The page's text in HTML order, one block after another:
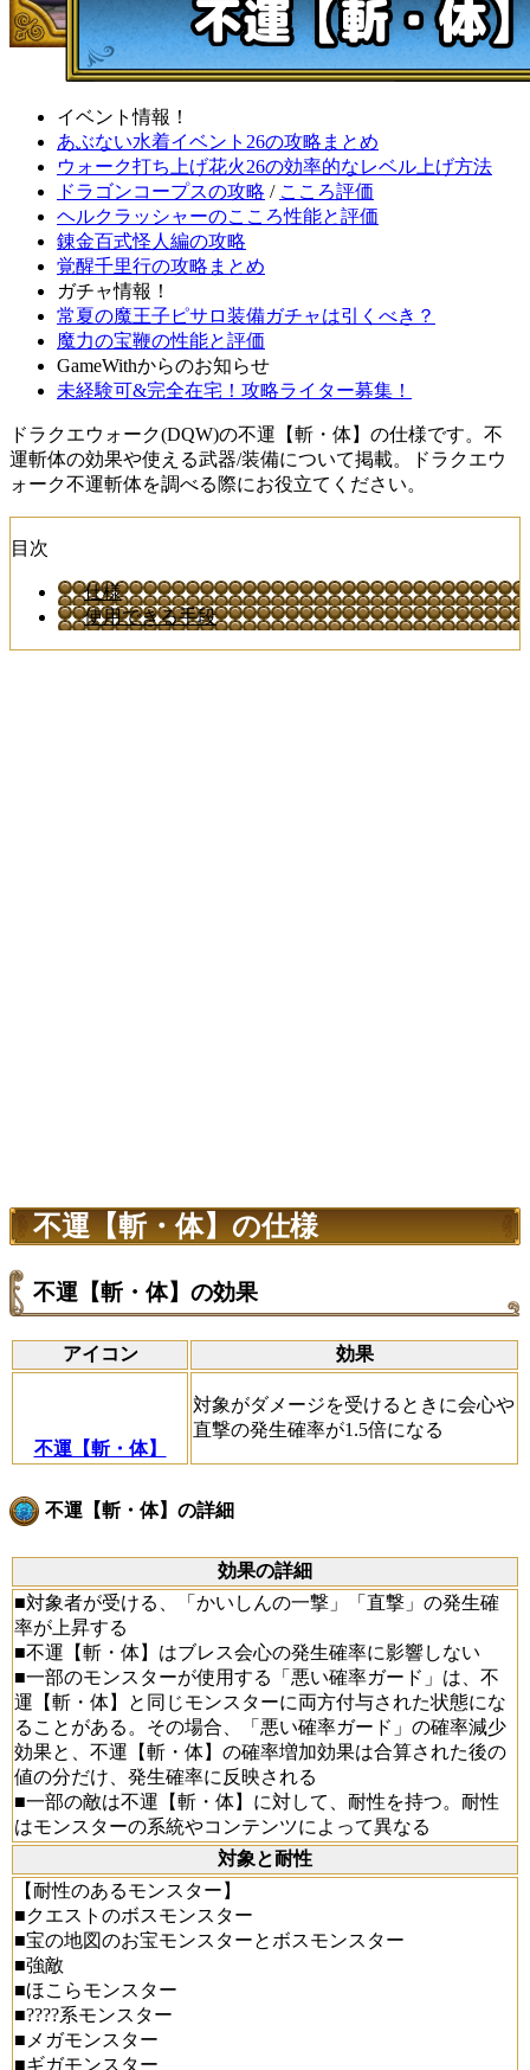
イベント情報！
あぶない水着イベント26の攻略まとめ
ウォーク打ち上げ花火26の効率的なレベル上げ方法
ドラゴンコープスの攻略 / こころ評価
ヘルクラッシャーのこころ性能と評価
錬金百式怪人編の攻略
覚醒千里行の攻略まとめ
ガチャ情報！
常夏の魔王子ピサロ装備ガチャは引くべき？
魔力の宝鞭の性能と評価
GameWithからのお知らせ
未経験可&完全在宅！攻略ライター募集！
ドラクエウォーク(DQW)の不運【斬・体】の仕様です。不
運斬体の効果や使える武器/装備について掲載。ドラクエウ
ォーク不運斬体を調べる際にお役立てください。
目次
仕様
使用できる手段
不運【斬・体】の仕様
不運【斬・体】の効果
アイコン 効果
不運【斬・体】
対象がダメージを受けるときに会心や
直撃の発生確率が1.5倍になる
不運【斬・体】の詳細
効果の詳細
■対象者が受ける、「かいしんの一撃」「直撃」の発生確
率が上昇する
■不運【斬・体】はブレス会心の発生確率に影響しない
■一部のモンスターが使用する「悪い確率ガード」は、不
運【斬・体】と同じモンスターに両方付与された状態にな
ることがある。その場合、「悪い確率ガード」の確率減少
効果と、不運【斬・体】の確率増加効果は合算された後の
値の分だけ、発生確率に反映される
■一部の敵は不運【斬・体】に対して、耐性を持つ。耐性
はモンスターの系統やコンテンツによって異なる
対象と耐性
【耐性のあるモンスター】
■クエストのボスモンスター
■宝の地図のお宝モンスターとボスモンスター
■強敵
■ほこらモンスター
■????系モンスター
■メガモンスター
■ギガモンスター